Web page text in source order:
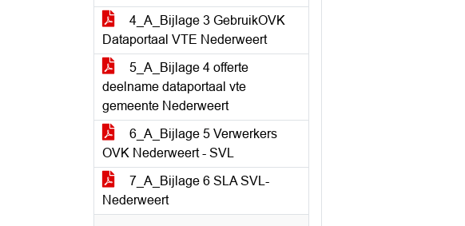
4_A_Bijlage 3 GebruikOVK
Dataportaal VTE Nederweert
5_A_Bijlage 4 offerte
deelname dataportaal vte
gemeente Nederweert
6_A_Bijlage 5 Verwerkers
OVK Nederweert - SVL
7_A_Bijlage 6 SLA SVL-
Nederweert